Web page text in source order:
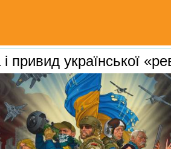
привид української